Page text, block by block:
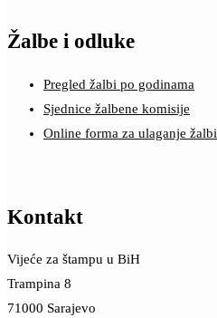
Žalbe i odluke
Pregled žalbi po godinama
Sjednice žalbene komisije
Online forma za ulaganje žalbi
Kontakt
Vijeće za štampu u BiH
Trampina 8
71000 Sarajevo